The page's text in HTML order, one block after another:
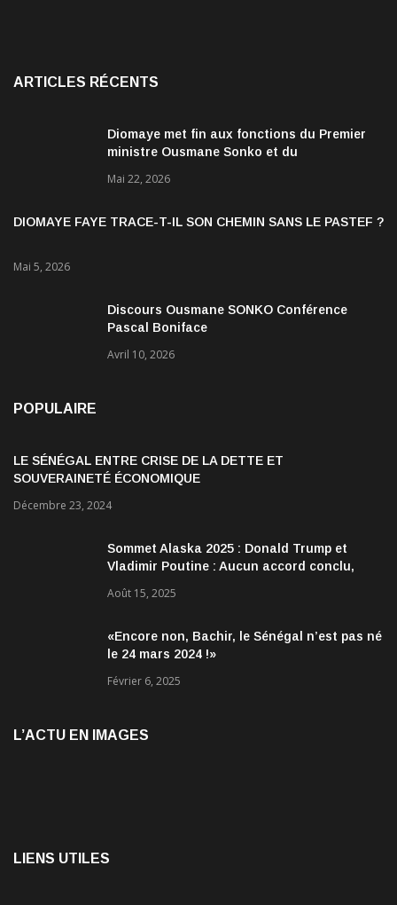
ARTICLES RÉCENTS
Diomaye met fin aux fonctions du Premier
ministre Ousmane Sonko et du
Mai 22, 2026
DIOMAYE FAYE TRACE-T-IL SON CHEMIN SANS LE PASTEF ?
Mai 5, 2026
Discours Ousmane SONKO Conférence
Pascal Boniface
Avril 10, 2026
POPULAIRE
LE SÉNÉGAL ENTRE CRISE DE LA DETTE ET
SOUVERAINETÉ ÉCONOMIQUE
Décembre 23, 2024
Sommet Alaska 2025 : Donald Trump et
Vladimir Poutine : Aucun accord conclu,
encourageantes
Août 15, 2025
«Encore non, Bachir, le Sénégal n’est pas né
le 24 mars 2024 !»
Février 6, 2025
L’ACTU EN IMAGES
LIENS UTILES